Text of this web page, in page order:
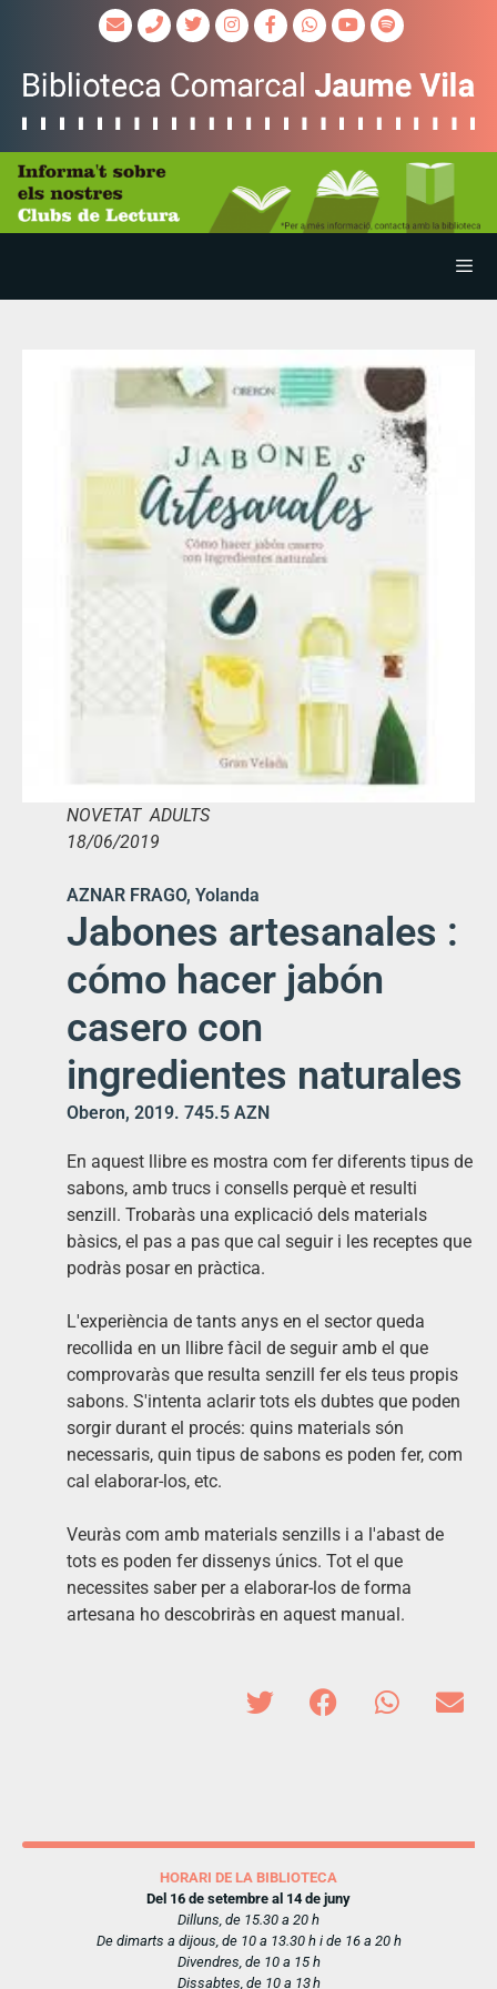
NOVETAT ADULTS
18/06/2019
AZNAR FRAGO, Yolanda
Jabones artesanales :
cómo hacer jabón
casero con
ingredientes naturales
Oberon, 2019. 745.5 AZN
En aquest llibre es mostra com fer diferents tipus de
sabons, amb trucs i consells perquè et resulti
senzill. Trobaràs una explicació dels materials
bàsics, el pas a pas que cal seguir i les receptes que
podràs posar en pràctica.
L'experiència de tants anys en el sector queda
recollida en un llibre fàcil de seguir amb el que
comprovaràs que resulta senzill fer els teus propis
sabons. S'intenta aclarir tots els dubtes que poden
sorgir durant el procés: quins materials són
necessaris, quin tipus de sabons es poden fer, com
cal elaborar-los, etc.
Veuràs com amb materials senzills i a l'abast de
tots es poden fer dissenys únics. Tot el que
necessites saber per a elaborar-los de forma
artesana ho descobriràs en aquest manual.
HORARI DE LA BIBLIOTECA
Del 16 de setembre al 14 de juny
Dilluns, de 15.30 a 20 h
De dimarts a dijous, de 10 a 13.30 h i de 16 a 20 h
Divendres, de 10 a 15 h
Dissabtes, de 10 a 13 h